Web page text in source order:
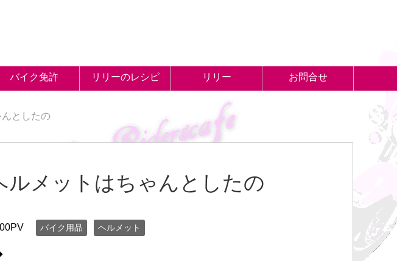
バイク免許 リリーのレシピ リリー お問合せ
としたの
ルメットはちゃんとしたの
バイク用品 ヘルメット